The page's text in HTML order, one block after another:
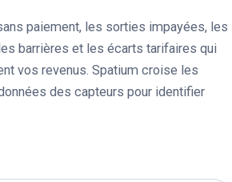
paiement, les sorties impayées, les
barrières et les écarts tarifaires qui
vos revenus. Spatium croise les
des capteurs pour identifier